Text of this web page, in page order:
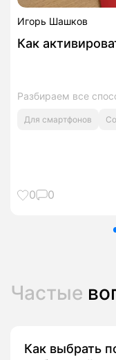
Игорь Шашков
Как
Разбираем все
Для смартфонов
0 0
Частые
Как выбрать